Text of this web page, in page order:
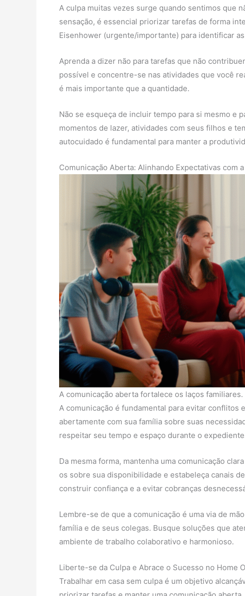
A culpa muitas vezes surge quando sentimos que
sensação, é essencial priorizar tarefas de forma
Eisenhower (urgente/importante) para identificar
Aprenda a dizer não para tarefas que não
possível e concentre-se nas atividades que você
é mais importante que a quantidade.
Não se esqueça de incluir tempo para si mesmo e
momentos de lazer, atividades com seus filhos e
autocuidado é fundamental para manter a
Comunicação Aberta: Alinhando Expectativas com
A comunicação aberta fortalece os laços familiares.
A comunicação é fundamental para evitar conflitos
abertamente com sua família sobre suas
respeitar seu tempo e espaço durante o
Da mesma forma, mantenha uma comunicação
os sobre sua disponibilidade e estabeleça canais
construir confiança e a evitar cobranças
Lembre-se de que a comunicação é uma via de
família e de seus colegas. Busque soluções que
ambiente de trabalho colaborativo e harmonioso.
Liberte-se da Culpa e Abrace o Sucesso no Home
Trabalhar em casa sem culpa é um objetivo